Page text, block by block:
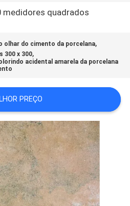
medidores quadrados
olhar do cimento da porcelana,
300 x 300,
acidental amarela da porcelana
PREÇO